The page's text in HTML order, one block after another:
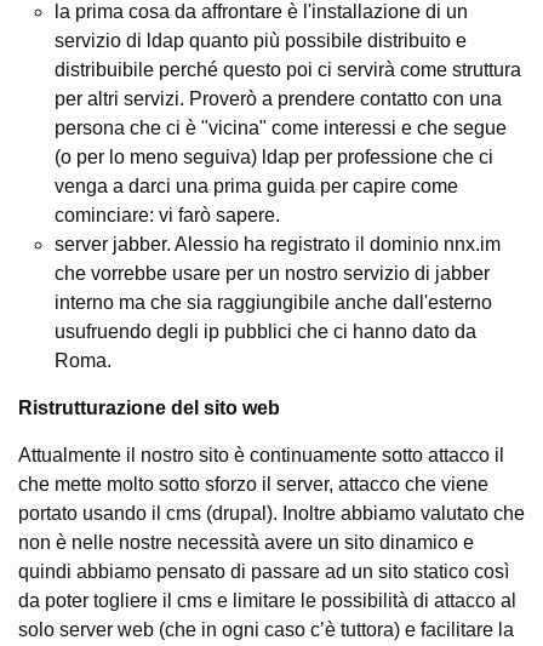
la prima cosa da affrontare è l'installazione di un
servizio di ldap quanto più possibile distribuito e
distribuibile perché questo poi ci servirà come struttura
per altri servizi. Proverò a prendere contatto con una
persona che ci è "vicina" come interessi e che segue
(o per lo meno seguiva) ldap per professione che ci
venga a darci una prima guida per capire come
cominciare: vi farò sapere.
server jabber. Alessio ha registrato il dominio nnx.im
che vorrebbe usare per un nostro servizio di jabber
interno ma che sia raggiungibile anche dall'esterno
usufruendo degli ip pubblici che ci hanno dato da
Roma.
Ristrutturazione del sito web
Attualmente il nostro sito è continuamente sotto attacco il
che mette molto sotto sforzo il server, attacco che viene
portato usando il cms (drupal). Inoltre abbiamo valutato che
non è nelle nostre necessità avere un sito dinamico e
quindi abbiamo pensato di passare ad un sito statico così
da poter togliere il cms e limitare le possibilità di attacco al
solo server web (che in ogni caso c’è tuttora) e facilitare la